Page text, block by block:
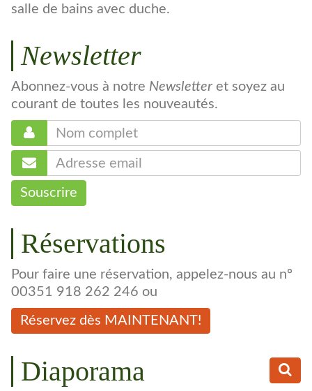
salle de bains avec duche.
Newsletter
Abonnez-vous à notre Newsletter et soyez au
courant de toutes les nouveautés.
Souscrire
Réservations
Pour faire une réservation, appelez-nous au nº
00351 918 262 246 ou
Réservez dès MAINTENANT!
Diaporama